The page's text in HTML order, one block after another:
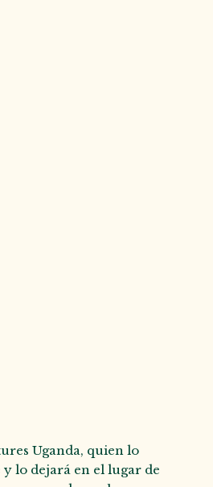
Uganda, quien lo
y lo dejará en el lugar de